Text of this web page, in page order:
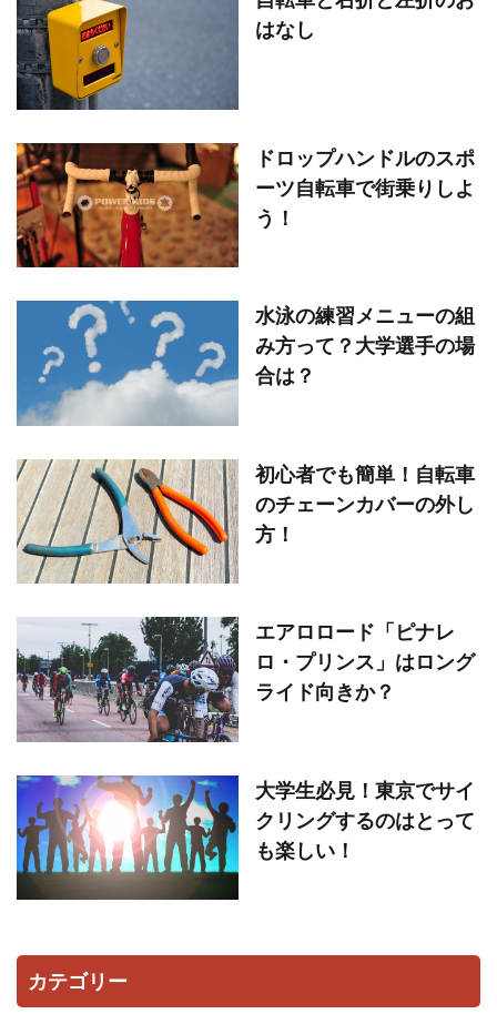
はなし
ドロップハンドルのスポ
ーツ自転車で街乗りしよ
う！
水泳の練習メニューの組
み方って？大学選手の場
合は？
初心者でも簡単！自転車
のチェーンカバーの外し
方！
エアロロード「ピナレ
ロ・プリンス」はロング
ライド向きか？
大学生必見！東京でサイ
クリングするのはとって
も楽しい！
カテゴリー